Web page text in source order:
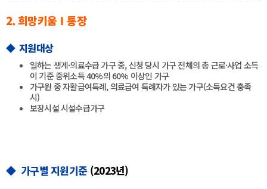
2. 희망키움Ⅰ통장
◆ 지원대상
일하는 생계·의료수급 가구 중, 신청 당시 가구 전체의 총 근로·사업 소득
이 기준 중위소득 40%의 60% 이상인 가구
가구원 중 자활급여특례, 의료급여 특례자가 있는 가구(소득요건 충족
시)
보장시설 시설수급가구
◆ 가구별 지원기준 (2023년)